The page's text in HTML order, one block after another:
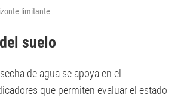
limitante
suelo
de agua se apoya en el
que permiten evaluar el estado